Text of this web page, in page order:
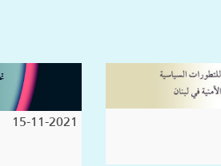
15-11-2021